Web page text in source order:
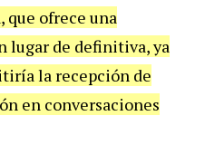
ofrece una
lugar de definitiva, ya
la recepción de
en conversaciones